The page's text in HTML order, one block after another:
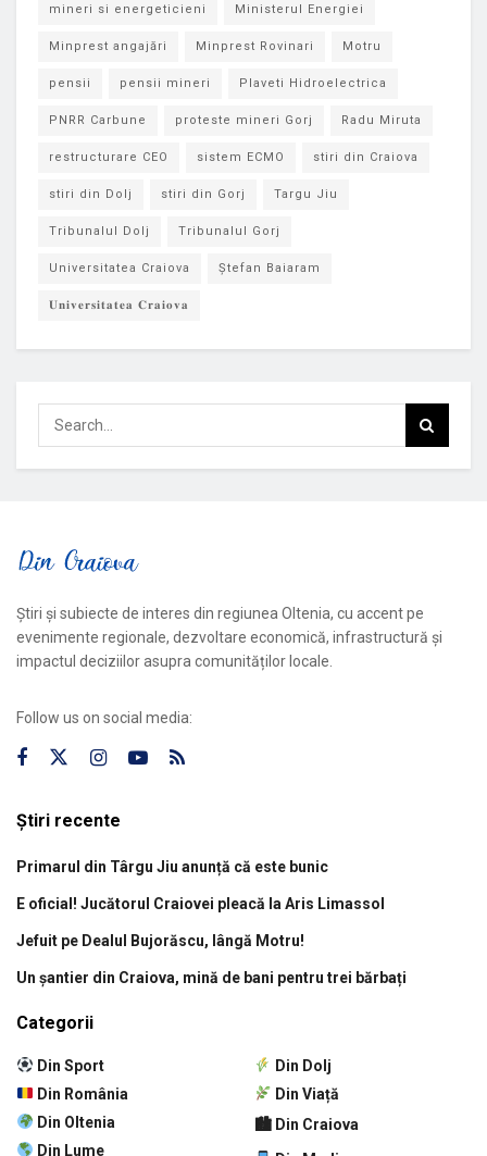
mineri si energeticieni Ministerul Energiei
Minprest angajări Minprest Rovinari Motru
pensii pensii mineri Plaveti Hidroelectrica
PNRR Carbune proteste mineri Gorj Radu Miruta
restructurare CEO sistem ECMO stiri din Craiova
stiri din Dolj stiri din Gorj Targu Jiu
Tribunalul Dolj Tribunalul Gorj
Universitatea Craiova Ștefan Baiaram
𝐔𝐧𝐢𝐯𝐞𝐫𝐬𝐢𝐭𝐚𝐭𝐞𝐚 𝐂𝐫𝐚𝐢𝐨𝐯𝐚
Știri și subiecte de interes din regiunea Oltenia, cu accent pe
evenimente regionale, dezvoltare economică, infrastructură și
impactul deciziilor asupra comunităților locale.
Follow us on social media:
Știri recente
Primarul din Târgu Jiu anunță că este bunic
E oficial! Jucătorul Craiovei pleacă la Aris Limassol
Jefuit pe Dealul Bujorăscu, lângă Motru!
Un șantier din Craiova, mină de bani pentru trei bărbați
Categorii
Din Sport
Din România
Din Oltenia
Din Lume
Din Dolj
Din Viață
🏙 Din Craiova